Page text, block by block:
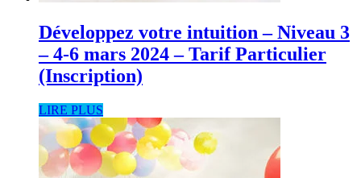
Développez votre intuition – Niveau 3
– 4-6 mars 2024 – Tarif Particulier
(Inscription)
LIRE PLUS